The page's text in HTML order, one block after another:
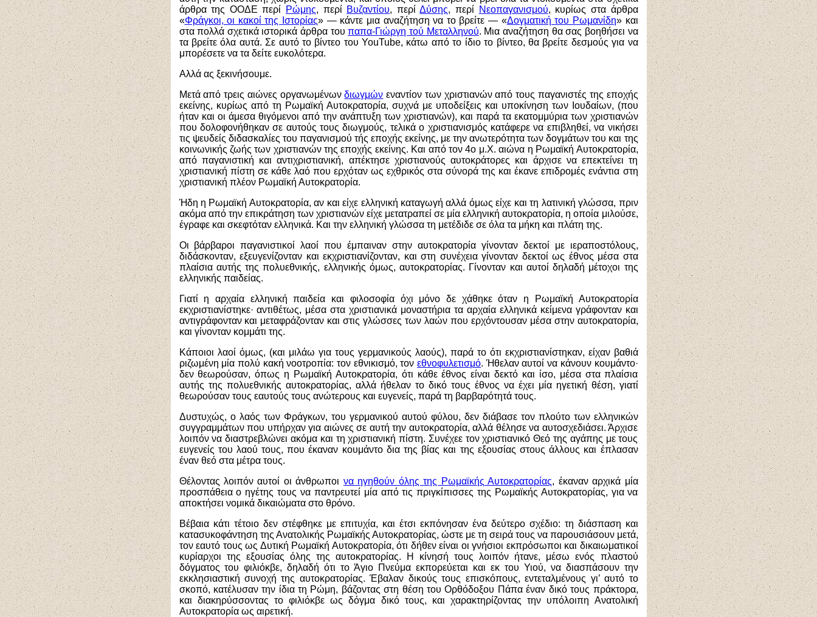
άρθρα της ΟΟΔΕ περί
Ρώμης, περί Βυζαντίου, περίΔύσης, περί Νεοπαγανισμού, κυρίως στα άρθρα
«Φράγκοι, οι κακοί της Ιστορίας» — κάντε μια αναζήτηση να το βρείτε — «Δογματική του Ρωμανίδη» και
στα πολλά σχετικά ιστορικά άρθρα τουπαπα-Γιώργη τού Μεταλληνού. Μια αναζήτηση θα σας βοηθήσει να
τα βρείτε όλα αυτά. Σε αυτό το βίντεο του YouTube, κάτω από το ίδιο το βίντεο, θα βρείτε δεσμούς για να
μπορέσετε να τα δείτε ευκολότερα.
Αλλά ας ξεκινήσουμε.
Μετά από τρεις αιώνες οργανωμένωνδιωγμών εναντίον των χριστιανών από τους παγανιστές της εποχής
εκείνης, κυρίως από τη Ρωμαϊκή Αυτοκρατορία, συχνά με υποδείξεις και υποκίνηση των Ιουδαίων, (που
ήταν και οι άμεσα θιγόμενοι από την ανάπτυξη των χριστιανών), και παρά τα εκατομμύρια των χριστιανών
που δολοφονήθηκαν σε αυτούς τους διωγμούς, τελικά ο χριστιανισμός κατάφερε να επιβληθεί, να νικήσει
τις ψευδείς διδασκαλίες του παγανισμού τής εποχής εκείνης, με την ανωτερότητα των δογμάτων του και της
κοινωνικής ζωής των χριστιανών της εποχής εκείνης. Και από τον 4ο μ.Χ. αιώνα η Ρωμαϊκή Αυτοκρατορία,
από παγανιστική και αντιχριστιανική, απέκτησε χριστιανούς αυτοκράτορες και άρχισε να επεκτείνει τη
χριστιανική πίστη σε κάθε λαό που ερχόταν ως εχθρικός στα σύνορά της και έκανε επιδρομές ενάντια στη
χριστιανική πλέον Ρωμαϊκή Αυτοκρατορία.
Ήδη η Ρωμαϊκή Αυτοκρατορία, αν και είχε ελληνική καταγωγή αλλά όμως είχε και τη λατινική γλώσσα, πριν
ακόμα από την επικράτηση των χριστιανών είχε μετατραπεί σε μία ελληνική αυτοκρατορία, η οποία μιλούσε,
έγραφε και σκεφτόταν ελληνικά. Και την ελληνική γλώσσα τη μετέδιδε σε όλα τα μήκη και πλάτη της.
Οι βάρβαροι παγανιστικοί λαοί που έμπαιναν στην αυτοκρατορία γίνονταν δεκτοί με ιεραποστόλους,
διδάσκονταν, εξευγενίζονταν και εκχριστιανίζονταν, και στη συνέχεια γίνονταν δεκτοί ως έθνος μέσα στα
πλαίσια αυτής της πολυεθνικής, ελληνικής όμως, αυτοκρατορίας. Γίνονταν και αυτοί δηλαδή μέτοχοι της
ελληνικής παιδείας.
Γιατί η αρχαία ελληνική παιδεία και φιλοσοφία όχι μόνο δε χάθηκε όταν η Ρωμαϊκή Αυτοκρατορία
εκχριστιανίστηκε· αντιθέτως, μέσα στα χριστιανικά μοναστήρια τα αρχαία ελληνικά κείμενα γράφονταν και
αντιγράφονταν και μεταφράζονταν και στις γλώσσες των λαών που ερχόντουσαν μέσα στην αυτοκρατορία,
και γίνονταν κομμάτι της.
Κάποιοι λαοί όμως, (και μιλάω για τους γερμανικούς λαούς), παρά το ότι εκχριστιανίστηκαν, είχαν βαθιά
ριζωμένη μία πολύ κακή νοοτροπία: τον εθνικισμό, τονεθνοφυλετισμό. Ήθελαν αυτοί να κάνουν κουμάντο·
δεν θεωρούσαν, όπως η Ρωμαϊκή Αυτοκρατορία, ότι κάθε έθνος είναι δεκτό και ίσο, μέσα στα πλαίσια
αυτής της πολυεθνικής αυτοκρατορίας, αλλά ήθελαν το δικό τους έθνος να έχει μία ηγετική θέση, γιατί
θεωρούσαν τους εαυτούς τους ανώτερους και ευγενείς, παρά τη βαρβαρότητά τους.
Δυστυχώς, ο λαός των Φράγκων, του γερμανικού αυτού φύλου, δεν διάβασε τον πλούτο των ελληνικών
συγγραμμάτων που υπήρχαν για αιώνες σε αυτή την αυτοκρατορία, αλλά θέλησε να αυτοσχεδιάσει. Άρχισε
λοιπόν να διαστρεβλώνει ακόμα και τη χριστιανική πίστη. Συνέχεε τον χριστιανικό Θεό της αγάπης με τους
ευγενείς του λαού τους, που έκαναν κουμάντο δια της βίας και της εξουσίας στους άλλους και έπλασαν
έναν θεό στα μέτρα τους.
Θέλοντας λοιπόν αυτοί οι άνθρωποι να ηγηθούν όλης της Ρωμαϊκής Αυτοκρατορίας, έκαναν αρχικά μία
προσπάθεια ο ηγέτης τους να παντρευτεί μία από τις πριγκίπισσες της Ρωμαϊκής Αυτοκρατορίας, για να
αποκτήσει νομικά δικαιώματα στο θρόνο.
Βέβαια κάτι τέτοιο δεν στέφθηκε με επιτυχία, και έτσι εκπόνησαν ένα δεύτερο σχέδιο: τη διάσπαση και
κατασυκοφάντηση της Ανατολικής Ρωμαϊκής Αυτοκρατορίας, ώστε με τη σειρά τους να παρουσιάσουν μετά,
τον εαυτό τους ως Δυτική Ρωμαϊκή Αυτοκρατορία, ότι δήθεν είναι οι γνήσιοι εκπρόσωποι και δικαιωματικοί
κυρίαρχοι της εξουσίας όλης της αυτοκρατορίας. Η κίνησή τους λοιπόν ήτανε, μέσω ενός πλαστού
δόγματος του φιλιόκβε, δηλαδή ότι το Άγιο Πνεύμα εκπορεύεται και εκ του Υιού, να διασπάσουν την
εκκλησιαστική συνοχή της αυτοκρατορίας. Έβαλαν δικούς τους επισκόπους, εντεταλμένους γι’ αυτό το
σκοπό, κατέλυσαν την ίδια τη Ρώμη, βάζοντας στη θέση του Ορθόδοξου Πάπα έναν δικό τους πράκτορα,
και διακηρύσσοντας το φιλιόκβε ως δόγμα δικό τους, και χαρακτηρίζοντας την υπόλοιπη Ανατολική
Αυτοκρατορία ως αιρετική.